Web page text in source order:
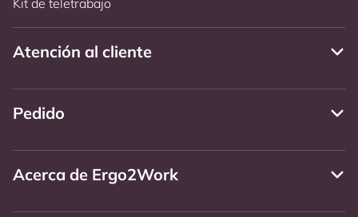
Atención al cliente
Pedido
Acerca de Ergo2Work